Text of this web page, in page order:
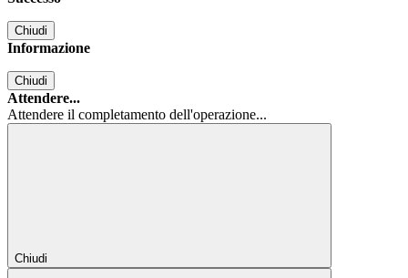
Chiudi
Informazione
Chiudi
Attendere...
Attendere il completamento dell'operazione...
Chiudi